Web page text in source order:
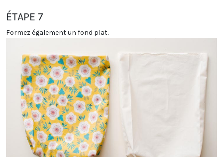
ÉTAPE 7
Formez également un fond plat.